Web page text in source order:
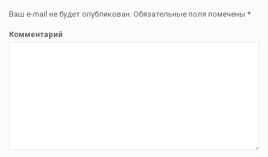
Ваш e-mail не будет опубликован. Обязательные поля помечены *
Комментарий